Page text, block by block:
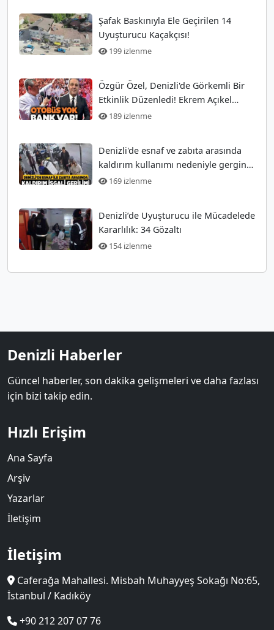
Şafak Baskınıyla Ele Geçirilen 14
Uyuşturucu Kaçakçısı!
199 izlenme
Özgür Özel, Denizli'de Görkemli Bir
Etkinlik Düzenledi! Ekrem Açıkel
Tarihi Olayı
189 izlenme
Denizli'de esnaf ve zabıta arasında
kaldırım kullanımı nedeniyle gergin
anlar
169 izlenme
Denizli’de Uyuşturucu ile Mücadelede
Kararlılık: 34 Gözaltı
154 izlenme
Denizli Haberler
Güncel haberler, son dakika gelişmeleri ve daha fazlası
için bizi takip edin.
Hızlı Erişim
Ana Sayfa
Arşiv
Yazarlar
İletişim
İletişim
Caferağa Mahallesi. Misbah Muhayyeş Sokağı No:65,
İstanbul / Kadıköy
+90 212 207 07 76